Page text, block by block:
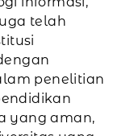
telah
penelitian
yang aman,